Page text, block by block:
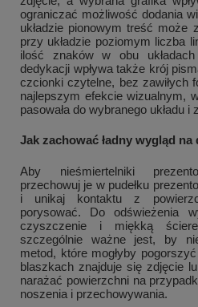
ograniczać możliwość dodania
układzie pionowym treść może
przy układzie poziomym liczba
ilość znaków w obu
dedykacji wpływa także krój
czcionki czytelne, bez zawiłych
najlepszym efekcie wizualnym,
pasowała do wybranego układu
Jak zachować ładny wygląd na
Aby nieśmiertelniki
przechowuj je w pudełku
i unikaj kontaktu z
porysować. Do odświeżenia
czyszczenie i miękką
szczególnie ważne jest, by
metod, które mogłyby
blaszkach znajduje się zdjęcie
narażać powierzchni na
noszenia i przechowywania.